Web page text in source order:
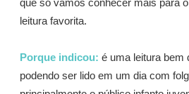
que só vamos conhecer mais para
leitura favorita.
Porque indicou: é uma leitura bem
podendo ser lido em um dia com